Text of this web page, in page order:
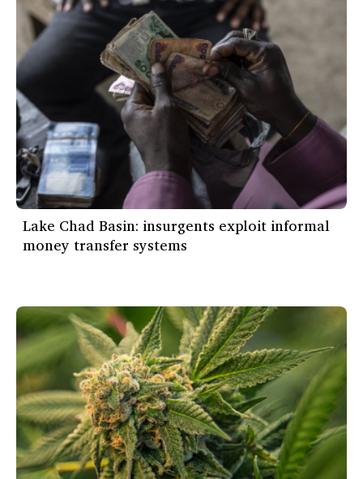
Lake Chad Basin: insurgents exploit informal
money transfer systems